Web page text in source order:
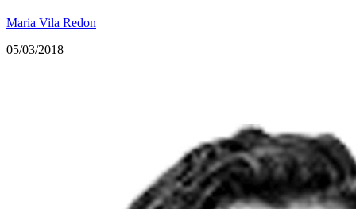
Maria Vila Redon
05/03/2018